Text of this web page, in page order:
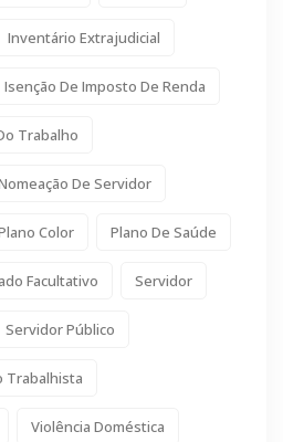
Inventário Extrajudicial
Isenção De Imposto De Renda
Trabalho
De Servidor
Color Plano De Saúde
Facultativo Servidor
Servidor Público
Trabalhista
Violência Doméstica